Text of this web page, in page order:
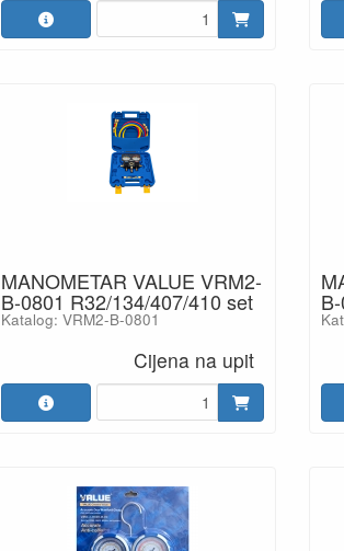
MANOMETAR VALUE VRM2-
B-0801 R32/134/407/410 set
Katalog: VRM2-B-0801
Cijena na upit